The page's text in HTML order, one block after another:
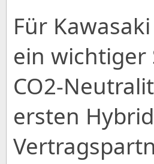
Für
ein wichtiger
CO2-
ersten